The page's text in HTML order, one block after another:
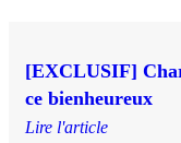
[EXCLUSIF]
ce bienheureux
Lire l'article